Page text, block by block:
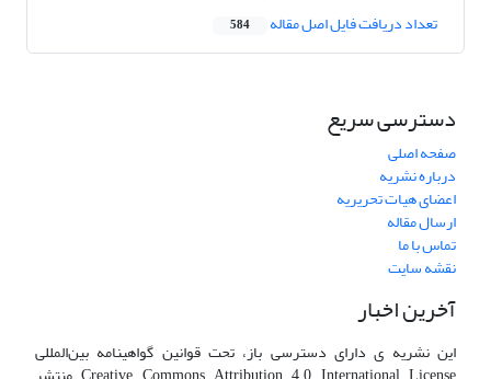
تعداد دریافت فایل اصل مقاله 584
دسترسی سریع
صفحه اصلی
درباره نشریه
اعضای هیات تحریریه
ارسال مقاله
تماس با ما
نقشه سایت
آخرین اخبار
این نشریه ی دارای دسترسی باز، تحت قوانین گواهینامه بین‌المللی